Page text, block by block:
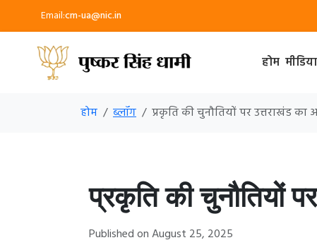
Email:cm-ua@nic.in
होम
होम ब्लॉग प्रकृति की चुनौतियों पर उत्तराखंड
प्रकृति की चुनौतियों
Published on August 25, 2025